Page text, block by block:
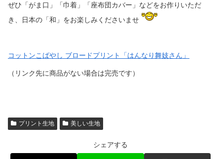
ぜひ「がま口」「巾着」「座布団カバー」などをお作りいただ
き、日本の「和」をお楽しみくださいませ
コットンこばやし ブロードプリント「はんなり舞妓さん」
（リンク先に商品がない場合は完売です）
プリント生地 美しい生地
シェアする